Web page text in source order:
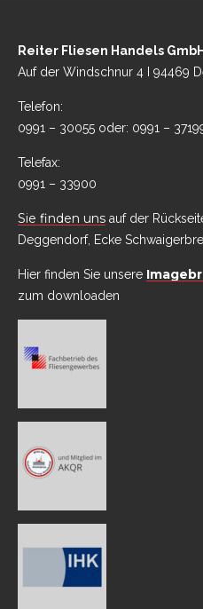
Reiter Fliesen Handels GmbH
Auf der Windschnur 4 I 94469
Telefon:
0991 – 30055 oder: 0991 –
Telefax:
0991 – 33900
Sie finden uns auf der
Deggendorf, Ecke
Hier finden Sie unsere
zum downloaden